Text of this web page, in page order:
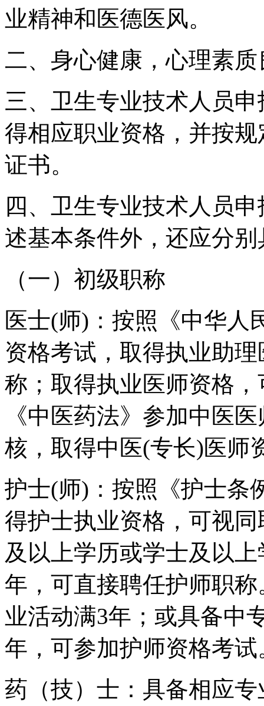
业精神和医德医风。
二、身心健康，心理素
三、卫生专业技术人员
得相应职业资格，并按
证书。
四、卫生专业技术人员
述基本条件外，还应分
（一）初级职称
医士(师)：按照《中华人
资格考试，取得执业助
称；取得执业医师资格
《中医药法》参加中医
核，取得中医(专长)医师
护士(师)：按照《护士条
得护士执业资格，可视
及以上学历或学士及以
年，可直接聘任护师职
业活动满3年；或具备中
年，可参加护师资格考试
药（技）士：具备相应